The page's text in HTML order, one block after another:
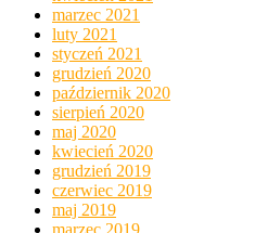
marzec 2021
luty 2021
styczeń 2021
grudzień 2020
październik 2020
sierpień 2020
maj 2020
kwiecień 2020
grudzień 2019
czerwiec 2019
maj 2019